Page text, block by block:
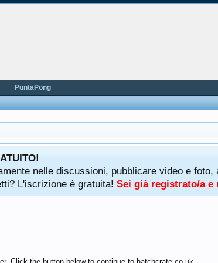
nelle discussioni, pubblicare video e
L'iscrizione è gratuita! Sei già registrato/a
PuntaPong